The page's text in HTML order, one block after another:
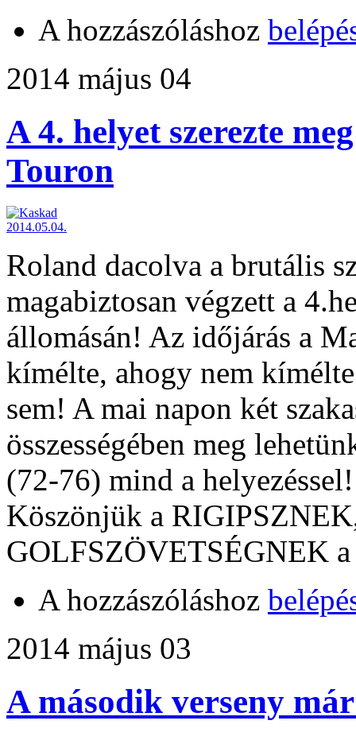
A hozzászóláshoz
2014 május 04
A 4. helyet szerezte
Touron
Roland dacolva a brutális
magabiztosan végzett a
állomásán! Az időjárás a
kímélte, ahogy nem
sem! A mai napon két
összességében meg
(72-76) mind a
Köszönjük a
GOLFSZÖVETSÉGNEK a
A hozzászóláshoz
2014 május 03
A második verseny